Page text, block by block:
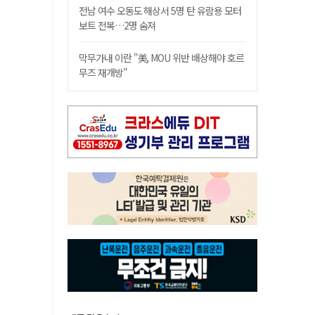
전남 여수 오동도 해상서 5명 탄 유람용 모터
보트 전복…2명 숨져
막무가내 이란 "美, MOU 위반 배상해야 호르
무즈 재개방"